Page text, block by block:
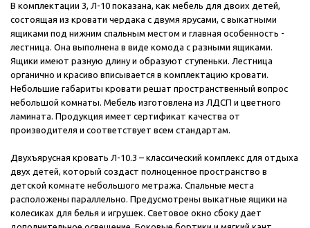
В комплектации 3, Л-10 показана, как мебель для двоих детей,
состоящая из кровати чердака с двумя ярусами, с выкатными
ящиками под нижним спальным местом и главная особенность -
лестница. Она выполнена в виде комода с разными ящиками.
Ящики имеют разную длину и образуют ступеньки. Лестница
органично и красиво вписывается в комплектацию кровати.
Небольшие габариты кровати решат пространственный вопрос
небольшой комнаты. Мебель изготовлена из ЛДСП и цветного
ламината. Продукция имеет сертификат качества от
производителя и соответствует всем стандартам.
Двухъярусная кровать Л-10.3 – классический комплекс для отдыха
двух детей, который создаст полноценное пространство в
детской комнате небольшого метража. Спальные места
расположены параллельно. Предусмотрены выкатные ящики на
колесиках для белья и игрушек. Световое окно сбоку дает